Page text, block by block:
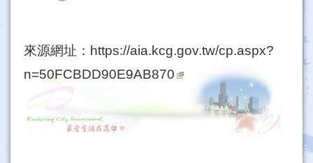
來源網址： https://aia.kcg.gov.tw/cp.aspx?
n=50FCBDD90E9AB870